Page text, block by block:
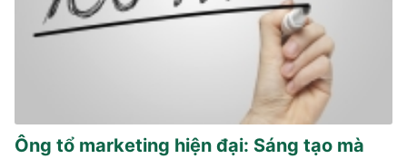
Ông tổ marketing hiện đại: Sáng tạo mà